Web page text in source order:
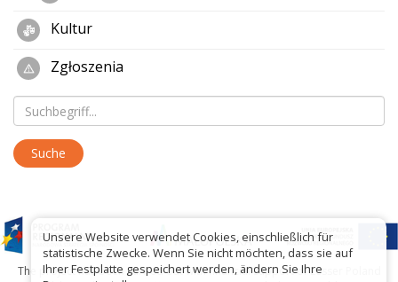
Kultur
Zgłoszenia
The project has been carried out with financial support of Lesser Poland
Unsere Website verwendet Cookies, einschließlich für
statistische Zwecke. Wenn Sie nicht möchten, dass sie auf
Ihrer Festplatte gespeichert werden, ändern Sie Ihre